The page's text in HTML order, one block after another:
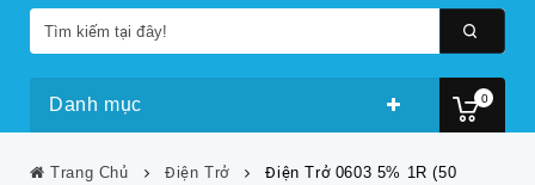
0
Danh mục
Trang Chủ Điện Trở
Điện Trở 0603 5% 1R (50